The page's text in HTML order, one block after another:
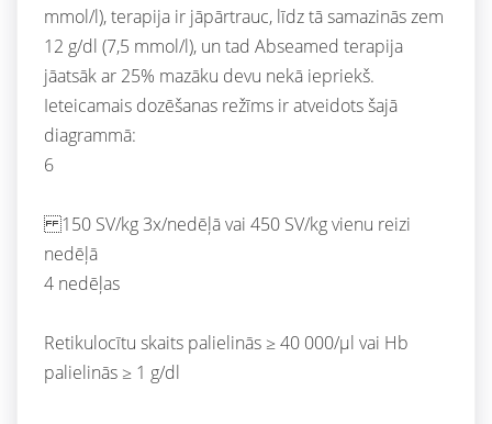
mmol/l), terapija ir jāpārtrauc, līdz tā samazinās zem
12 g/dl (7,5 mmol/l), un tad Abseamed terapija
jāatsāk ar 25% mazāku devu nekā iepriekš.
Ieteicamais dozēšanas režīms ir atveidots šajā
diagrammā:
6
150 SV/kg 3x/nedēļā vai 450 SV/kg vienu reizi
nedēļā
4 nedēļas
Retikulocītu skaits palielinās ≥ 40 000/µl vai Hb
palielinās ≥ 1 g/dl